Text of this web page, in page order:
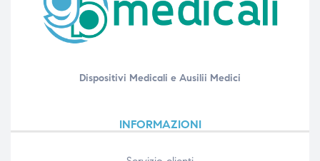
Dispositivi Medicali e Ausilii Medici
INFORMAZIONI